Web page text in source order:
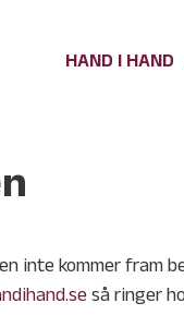
HAND I HAND
inte kommer fram
så ringer